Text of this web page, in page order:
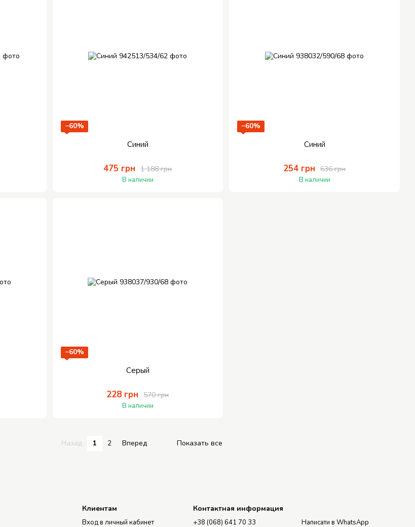
−60%
Синий
1 188 грн
475 грн
В наличии
−60%
Синий
636 грн
254 грн
В наличии
−60%
Серый
570 грн
228 грн
В наличии
Назад 1 2 Вперед Показать все
Клиентам
Вход в личный кабинет
Контактная информация
+38 (068) 641 70 33 Написати в WhatsApp